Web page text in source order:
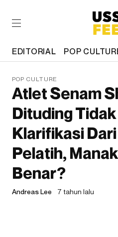
EDITORIAL POP
POP CULTURE
Atlet Senam
Dituding
Klarifikasi
Pelatih,
Benar?
Andreas Lee 7 tahun lalu